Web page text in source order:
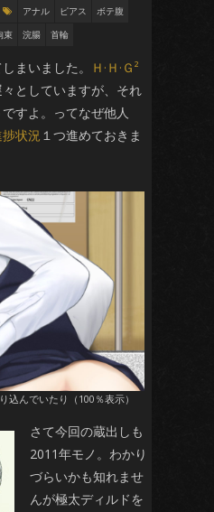
アナル ピアス
ボテ腹
束 浣腸 首輪
まいました。
Ｈ·Ｈ·Ｇ²
としていますが、それ
すよ。ってなぜ他人
状況 １つ進めておきま
込んでいたり（100％表示）
さて今回の蔵出しも
2011年モノ。わかり
づらいかも知れませ
んが極太ディルドを